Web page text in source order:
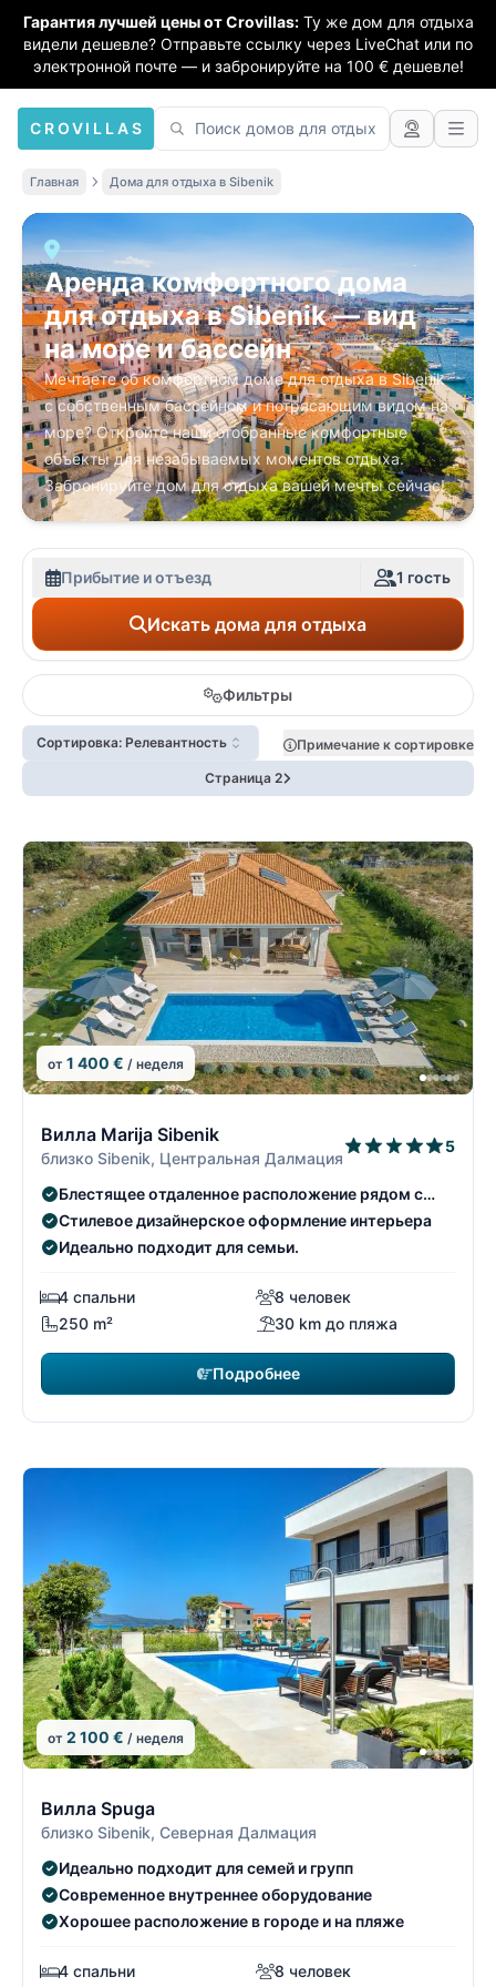
Гарантия лучшей цены от Crovillas: Ту же дом для отдыха
видели дешевле? Отправьте ссылку через LiveChat или по
электронной почте — и забронируйте на 100 € дешевле!
CROVILLAS
Главная Дома для отдыха в Sibenik
Аренда комфортного дома
для отдыха в Sibenik — вид
на море и бассейн
Мечтаете об комфортном доме для отдыха в Sibenik
с собственным бассейном и потрясающим видом на
море? Откройте наши отобранные комфортные
объекты для незабываемых моментов отдыха.
Забронируйте дом для отдыха вашей мечты сейчас!
Прибытие и отъезд 1 гость
Искать дома для отдыха
Фильтры
Сортировка: Релевантность
Примечание к сортировке
Страница 2
от 1 400 € / неделя
Вилла Marija Sibenik
близко Sibenik, Центральная Далмация
5
Блестящее отдаленное расположение рядом с
национальным парком Крка.
Стилевое дизайнерское оформление интерьера
Идеально подходит для семьи.
4 спальни
8 человек
250 m²
30 km до пляжа
Подробнее
от 2 100 € / неделя
Вилла Spuga
близко Sibenik, Северная Далмация
Идеально подходит для семей и групп
Современное внутреннее оборудование
Хорошее расположение в городе и на пляже
4 спальни
8 человек